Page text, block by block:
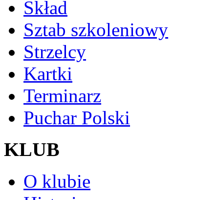
Skład
Sztab szkoleniowy
Strzelcy
Kartki
Terminarz
Puchar Polski
KLUB
O klubie